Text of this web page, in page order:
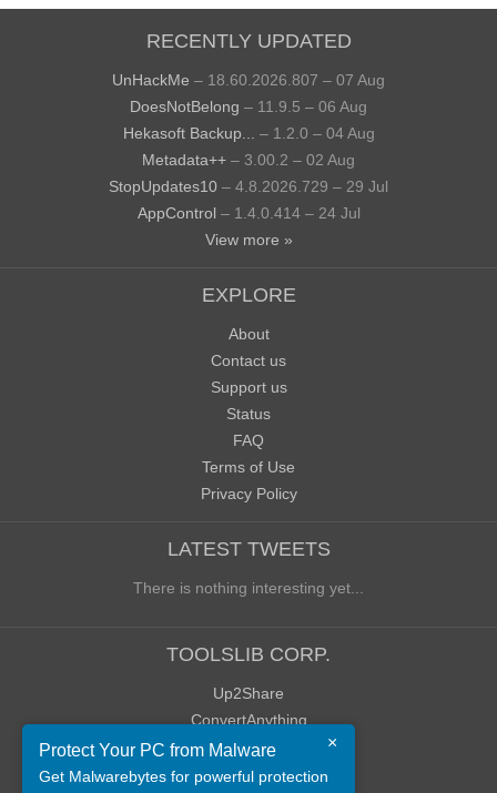
RECENTLY UPDATED
UnHackMe – 18.60.2026.807 – 07 Aug
DoesNotBelong – 11.9.5 – 06 Aug
Hekasoft Backup...
– 1.2.0 – 04 Aug
Metadata++ – 3.00.2 – 02 Aug
StopUpdates10 – 4.8.2026.729 – 29 Jul
AppControl – 1.4.0.414 – 24 Jul
View more »
EXPLORE
About
Contact us
Support us
Status
FAQ
Terms of Use
Privacy Policy
LATEST TWEETS
There is nothing interesting yet...
TOOLSLIB CORP.
Up2Share
ConvertAnything
WoWClassicUI (WCUI)
Old Blog
×
Protect Your PC from Malware
Get Malwarebytes for powerful protection